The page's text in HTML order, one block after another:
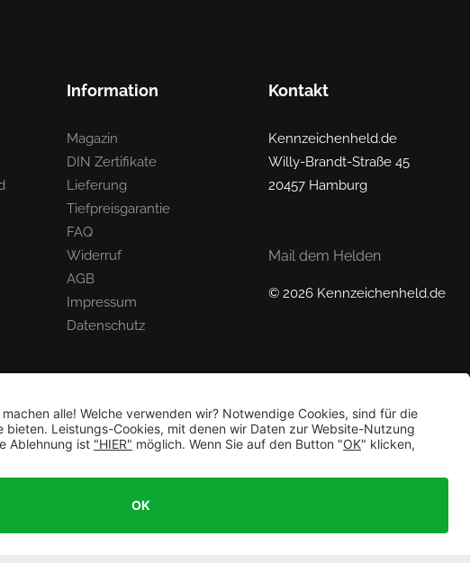
Information
Magazin
DIN Zertifikate
Lieferung
Tiefpreisgarantie
FAQ
Widerruf
AGB
Impressum
Datenschutz
Kontakt
Kennzeichenheld.de
Willy-Brandt-Straße 45
20457 Hamburg
Mail dem Helden
© 2026 Kennzeichenheld.de